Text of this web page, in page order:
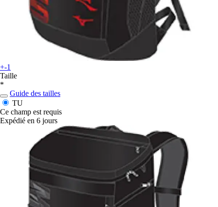
+-1
Taille
*
Guide des tailles
TU
Ce champ est requis
Expédié en 6 jours